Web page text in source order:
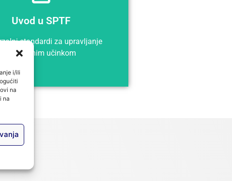
i/ili
na
na
Uvod u SPTF
standardi za upravljanje
društvenim učinkom